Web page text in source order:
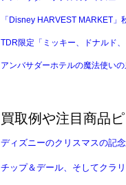
「Disney HARVEST MARKET
TDR限定「ミッキー、ドナルド
アンバサダーホテルの魔法使い
買取例や注目商品
ディズニーのクリスマスの記
チップ＆デール、そしてクラ